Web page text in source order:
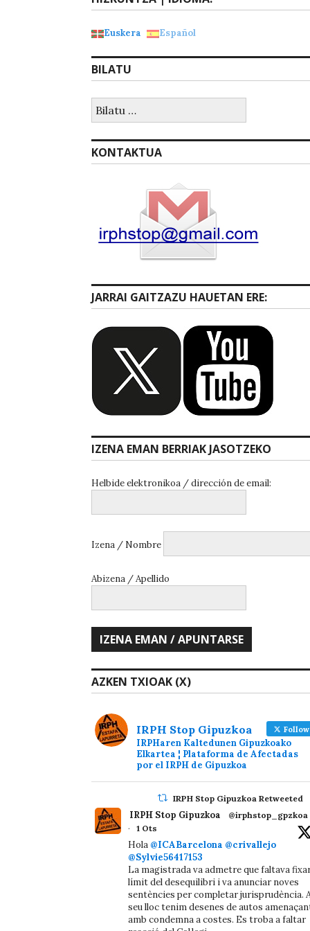
Euskera Español
BILATU
KONTAKTUA
JARRAI GAITZAZU HAUETAN ERE:
IZENA EMAN BERRIAK JASOTZEKO
Helbide elektronikoa / dirección de email:
Izena / Nombre
Abizena / Apellido
AZKEN TXIOAK (X)
IRPH Stop Gipuzkoa Follow
IRPHaren Kaltedunen Gipuzkoako
Elkartea ¦ Plataforma de Afectadas
por el IRPH de Gipuzkoa
IRPH Stop Gipuzkoa Retweeted
IRPH Stop Gipuzkoa
@irphstop_gpzkoa
·
1 Ots
Hola @ICABarcelona @crivallejo
@Sylvie56417153
La magistrada va admetre que faltava
límit del desequilibri i va anunciar noves
sentències per completar jurisprudència.
seu lloc tenim desenes de autos
amb condemna a costes. Es troba a faltar